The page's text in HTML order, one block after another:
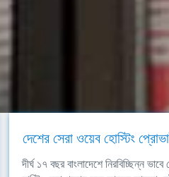
দেশের সেরা ওয়েব হোস্টিং
দীর্ঘ ১৭ বছর বাংলাদেশে নিরবিচ্ছিন্ন